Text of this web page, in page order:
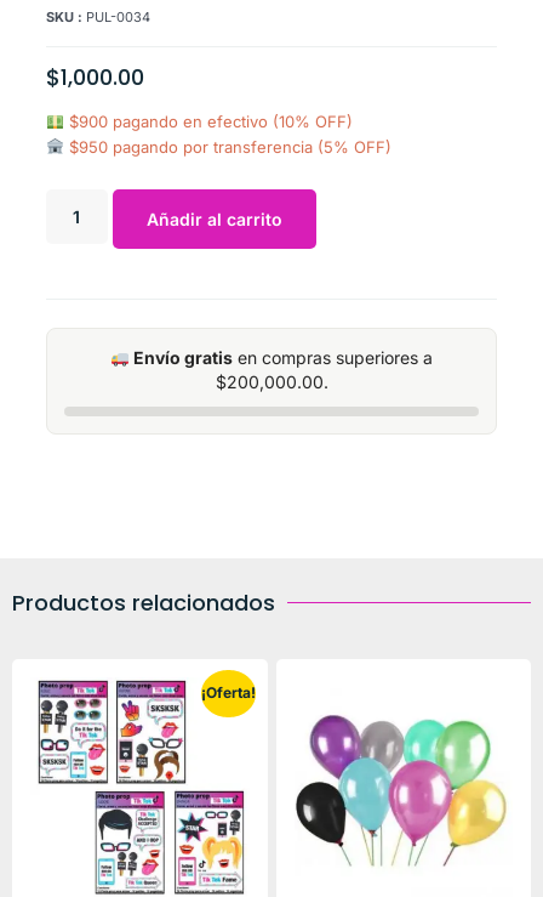
SKU : PUL-0034
$1,000.00
$900 pagando en efectivo (10% OFF)
$950 pagando por transferencia (5% OFF)
Añadir al carrito
Envío gratis en compras superiores a
$200,000.00.
Productos relacionados
¡Oferta!